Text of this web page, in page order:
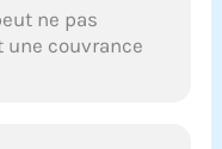
ne pas
couvrance